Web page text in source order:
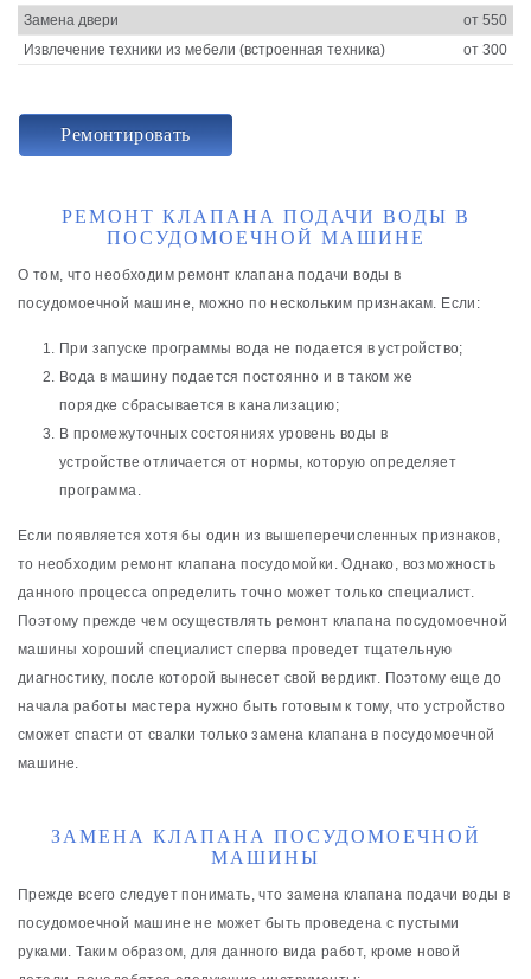
Замена двери
от 550
Извлечение техники из мебели (встроенная техника)
от 300
Ремонтировать
РЕМОНТ КЛАПАНА ПОДАЧИ ВОДЫ В
ПОСУДОМОЕЧНОЙ МАШИНЕ
О том, что необходим ремонт клапана подачи воды в
посудомоечной машине, можно по нескольким признакам. Если:
При запуске программы вода не подается в устройство;
Вода в машину подается постоянно и в таком же
порядке сбрасывается в канализацию;
В промежуточных состояниях уровень воды в
устройстве отличается от нормы, которую определяет
программа.
Если появляется хотя бы один из вышеперечисленных признаков,
то необходим ремонт клапана посудомойки. Однако, возможность
данного процесса определить точно может только специалист.
Поэтому прежде чем осуществлять ремонт клапана посудомоечной
машины хороший специалист сперва проведет тщательную
диагностику, после которой вынесет свой вердикт. Поэтому еще до
начала работы мастера нужно быть готовым к тому, что устройство
сможет спасти от свалки только замена клапана в посудомоечной
машине.
ЗАМЕНА КЛАПАНА ПОСУДОМОЕЧНОЙ
МАШИНЫ
Прежде всего следует понимать, что замена клапана подачи воды в
посудомоечной машине не может быть проведена с пустыми
руками. Таким образом, для данного вида работ, кроме новой